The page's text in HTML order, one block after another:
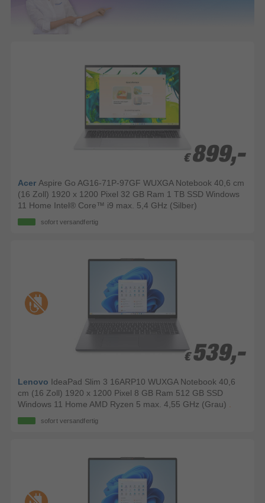
€ 899,-
€ 899,-
Acer Aspire Go AG16-71P-97GF WUXGA Notebook 40,6 cm
(16 Zoll) 1920 x 1200 Pixel 32 GB Ram 1 TB SSD Windows
11 Home Intel® Core™ i9 max. 5,4 GHz (Silber)
sofort versandfertig
€ 539,-
€ 539,-
Lenovo IdeaPad Slim 3 16ARP10 WUXGA Notebook 40,6
cm (16 Zoll) 1920 x 1200 Pixel 8 GB Ram 512 GB SSD
Windows 11 Home AMD Ryzen 5 max. 4,55 GHz (Grau)
sofort versandfertig